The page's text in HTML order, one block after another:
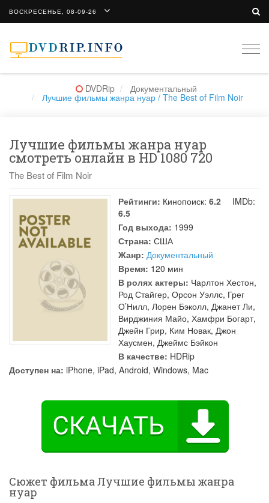
ВОСКРЕСЕНЬЕ, 08-09-26
DVDRip Документальный
Лучшие фильмы жанра нуар / The Best of Film Noir
Лучшие фильмы жанра нуар
смотреть онлайн в HD 1080 720
The Best of Film Noir
Рейтинги: Кинопоиск: 6.2
IMDb:
6.5
Год выхода: 1999
Страна: США
Жанр: Документальный
Время: 120 мин
В ролях актеры: Чарлтон Хестон,
Род Стайгер, Орсон Уэллс, Грег
О’Нилл, Лорен Бэколл, Джанет Ли,
Вирджиния Майо, Хамфри Богарт,
Джейн Грир, Ким Новак, Джон
Хаусмен, Джеймс Бэйкон
В качестве: HDRip
Доступен на: iPhone, iPad, Android, Windows, Mac
Сюжет фильма Лучшие фильмы жанра
нуар